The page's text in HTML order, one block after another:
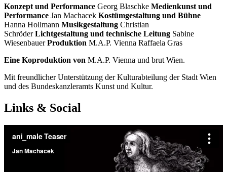
Konzept und Performance Georg Blaschke Medienkunst und
Performance Jan Machacek Kostümgestaltung und Bühne
Hanna Hollmann Musikgestaltung Christian
SchröderLichtgestaltung und technische Leitung Sabine
WiesenbauerProduktion M.A.P. Vienna Raffaela Gras
Eine Koproduktion von M.A.P. Vienna und brut Wien.
Mit freundlicher Unterstützung der Kulturabteilung der Stadt Wien
und des Bundeskanzleramts Kunst und Kultur.
Links & Social